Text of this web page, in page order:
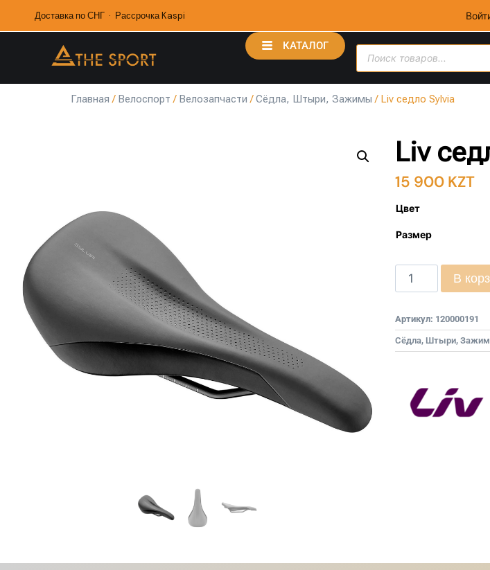
Доставка по СНГ · Рассрочка Kaspi
КАТАЛОГ
Главная / Велоспорт / Велозапчасти /Сёдла, Штыри, Зажимы / Liv седло Sylvia
Liv
15 900 KZT
Цвет
Размер
В
Артикул: 120000191
Сёдла, Штыри,